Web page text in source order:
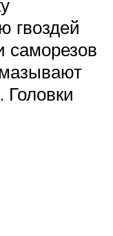
гвоздей
саморезов
Головки